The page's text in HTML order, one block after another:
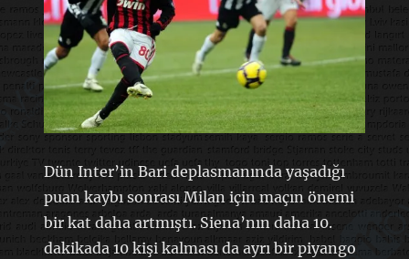
Dün Inter’in Bari deplasmanında yaşadığı
puan kaybı sonrası Milan için maçın önemi
bir kat daha artmıştı. Siena’nın daha 10.
dakikada 10 kişi kalması da ayrı bir piyango